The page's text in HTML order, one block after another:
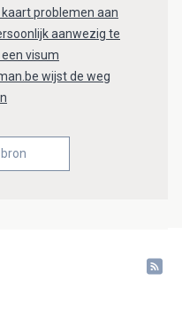
problemen aan
aanwezig te
visum
wijst de weg